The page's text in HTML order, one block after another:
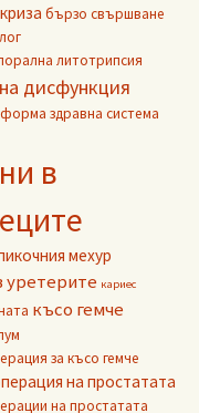
бързо свършване
литотрипсия
дисфункция
здравна система
в
мехур
уретерите кариес
късо гемче
за късо гемче
на простатата
на простатата